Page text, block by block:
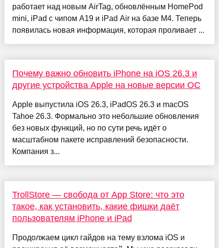
работает над новым AirTag, обновлённым HomePod
mini, iPad с чипом A19 и iPad Air на базе M4. Теперь
появилась новая информация, которая проливает ...
Почему важно обновить iPhone на iOS 26.3 и
другие устройства Apple на новые версии ОС
Apple выпустила iOS 26.3, iPadOS 26.3 и macOS
Tahoe 26.3. Формально это небольшие обновления
без новых функций, но по сути речь идёт о
масштабном пакете исправлений безопасности.
Компания з...
TrollStore — свобода от App Store: что это
такое, как установить, какие фишки даёт
пользователям iPhone и iPad
Продолжаем цикл гайдов на тему взлома iOS и